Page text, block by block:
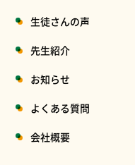
生徒さんの声
先生紹介
お知らせ
よくある質問
会社概要